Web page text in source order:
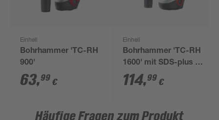
Einhell
Bohrhammer 'TC-RH
900'
63,99 €
Einhell
Bohrhammer 'TC-RH
1600' mit SDS-plus in
Koffer
114,99 €
Häufige Fragen zum Produkt